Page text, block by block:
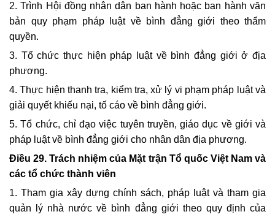
2. Trình Hội đồng nhân dân ban hành hoặc ban hành văn
bản quy phạm pháp luật về bình đẳng giới theo thẩm
quyền.
3. Tổ chức thực hiện pháp luật về bình đẳng giới ở địa
phương.
4. Thực hiện thanh tra, kiểm tra, xử lý vi phạm pháp luật và
giải quyết khiếu nại, tố cáo về bình đẳng giới.
5. Tổ chức, chỉ đạo việc tuyên truyền, giáo dục về giới và
pháp luật về bình đẳng giới cho nhân dân địa phương.
Điều 29. Trách nhiệm của Mặt trận Tổ quốc Việt Nam và
các tổ chức thành viên
1. Tham gia xây dựng chính sách, pháp luật và tham gia
quản lý nhà nước về bình đẳng giới theo quy định của